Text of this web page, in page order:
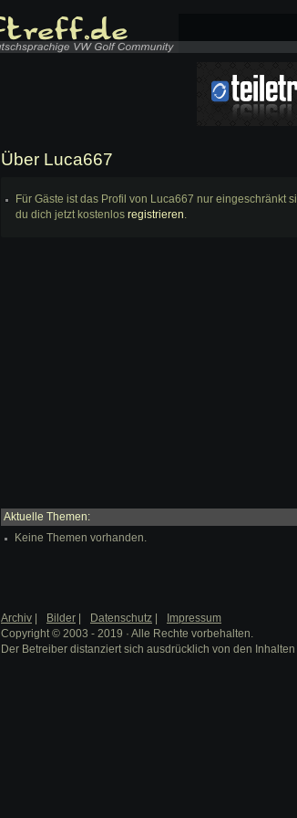
Über Luca667
Für Gäste ist das Profil von Luca667 nur eingeschränkt
du dich jetzt kostenlos registrieren
Aktuelle Themen:
Keine Themen vorhanden.
Archiv | Bilder | Datenschutz |
Impressum
Copyright © 2003 - 2019 · Alle Rechte vorbehalten.
Der Betreiber distanziert sich ausdrücklich von den